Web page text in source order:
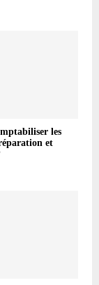
les
et